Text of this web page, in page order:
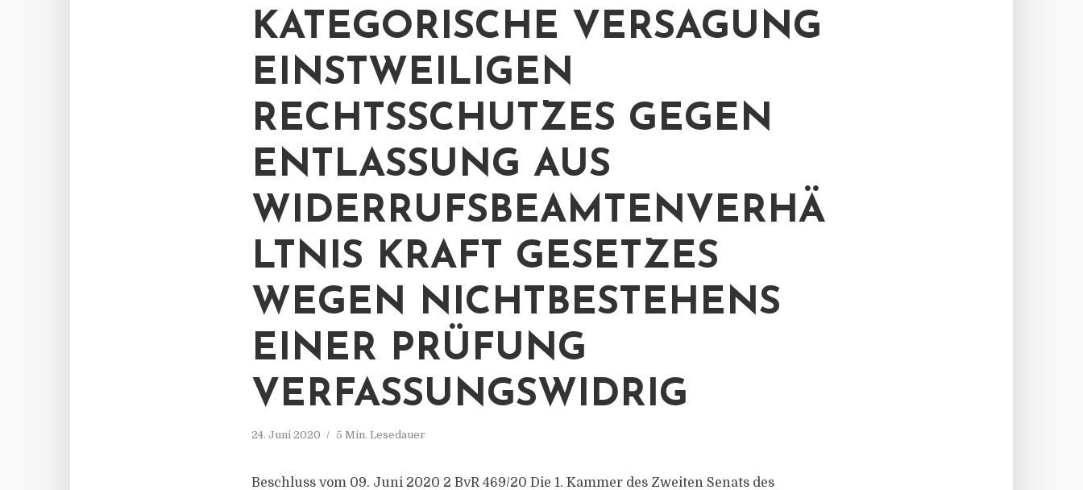
KATEGORISCHE VERSAGUNG
EINSTWEILIGEN
RECHTSSCHUTZES GEGEN
ENTLASSUNG AUS
WIDERRUFSBEAMTENVERHÄ
LTNIS KRAFT GESETZES
WEGEN NICHTBESTEHENS
EINER PRÜFUNG
VERFASSUNGSWIDRIG
24. Juni 2020 5 Min. Lesedauer
Beschluss vom 09. Juni 2020 2 BvR 469/20 Die 1. Kammer des Zweiten Senats des